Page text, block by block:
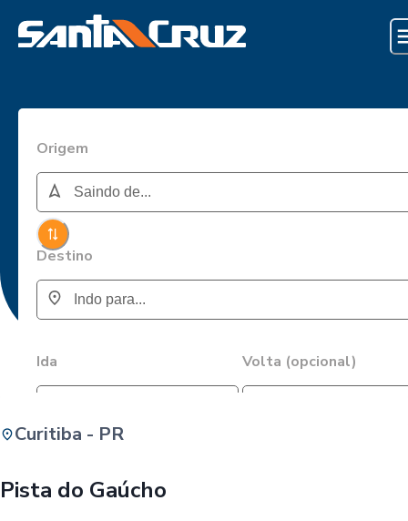
Origem
Destino
Ida Volta (opcional)
Curitiba - PR
Pista do Gaúcho